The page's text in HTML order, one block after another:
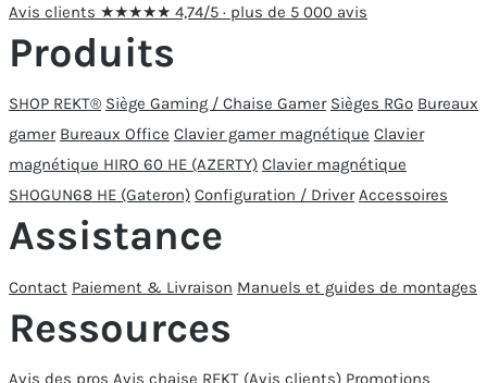
Avis clients ★★★★★ 4,74/5 · plus de 5 000 avis
Produits
SHOP REKT® Siège Gaming / Chaise Gamer Sièges RGo Bureaux
gamer Bureaux Office Clavier gamer magnétique Clavier
magnétique HIRO 60 HE (AZERTY) Clavier magnétique
SHOGUN68 HE (Gateron) Configuration / Driver Accessoires
Assistance
Contact Paiement & Livraison Manuels et guides de montages
Ressources
Avis des pros Avis chaise REKT (Avis clients) Promotions